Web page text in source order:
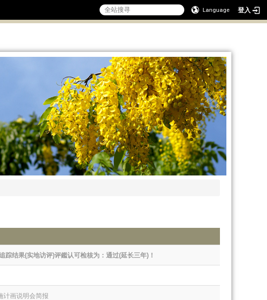
Language 登入
结果(实地访评)评鑑认可检核为：通过(延长三年)！
计画说明会简报